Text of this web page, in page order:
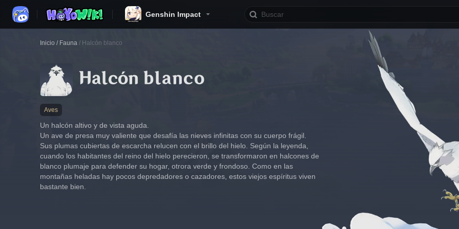
Genshin Impact
Inicio / Fauna / Halcón blanco
Halcón blanco
Aves
Un halcón altivo y de vista aguda.
Un ave de presa muy valiente que desafía las nieves infinitas con su cuerpo frágil.
Sus plumas cubiertas de escarcha relucen con el brillo del hielo. Según la leyenda,
cuando los habitantes del reino del hielo perecieron, se transformaron en halcones de
blanco plumaje para defender su hogar, otrora verde y frondoso. Como en las
montañas heladas hay pocos depredadores o cazadores, estos viejos espíritus viven
bastante bien.